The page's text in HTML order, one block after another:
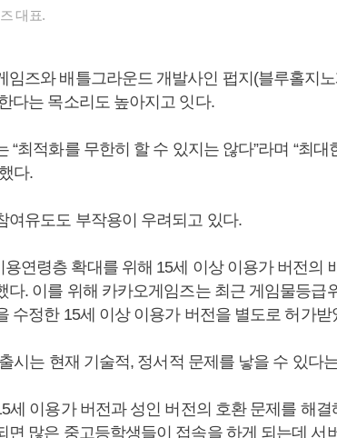
대표.
임즈와 배틀그라운드 개발사인 펍지(블루홀지
다는 목소리도 높아지고 잇다.
“최적화를 무한히 할 수 있지는 않다”라며 “최
다.
여유도도 부작용이 우려되고 있다.
연령층 확대를 위해 15세 이상 이용가 버전의
다. 이를 위해 카카오게임즈는 최근 게임물등급
수정한 15세 이상 이용가 버전을 별도로 허가받
시는 현재 기술적, 정서적 문제를 낳을 수 있다
세 이용가 버전과 성인 버전의 호환 문제를 해
면 많은 중고등학생들이 접속을 하게 되는데 서